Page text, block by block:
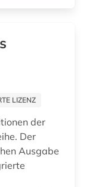
LIZENZ
der
Der
Ausgabe